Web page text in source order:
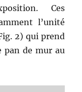
Ces
l’unité
2) qui prend
pan de mur au